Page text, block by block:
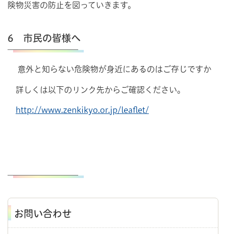
険物災害の防止を図っていきます。
6 市民の皆様へ
意外と知らない危険物が身近にあるのはご存じですか
詳しくは以下のリンク先からご確認ください。
http://www.zenkikyo.or.jp/leaflet/
お問い合わせ